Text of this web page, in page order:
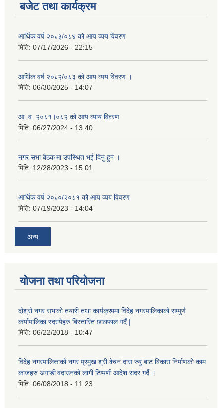
बजेट तथा कार्यक्रम
आर्थिक वर्ष २०८३/०८४ को आय व्यय विवरण
मिति: 07/17/2026 - 22:15
आर्थिक वर्ष २०८२/०८३ को आय व्यय विवरण ।
मिति: 06/30/2025 - 14:07
आ. व. २०८१।०८२ को आय व्याय विवरण
मिति: 06/27/2024 - 13:40
नगर सभा बैठक मा उपस्थित भई दिनु हुन ।
मिति: 12/28/2023 - 15:01
आर्थिक वर्ष २०८०/२०८१ को आय व्यय विवरण
मिति: 07/19/2023 - 14:04
अन्य
योजना तथा परियोजना
दोश्रो नगर सभाको तयारी तथा कार्यक्रममा विदेह नगरपालिकाको सम्पुर्ण
कर्यापालिका स्दस्येहरु बिस्तारित छालफाल गर्दै |
मिति: 06/22/2018 - 10:47
विदेह नगरपालिकाको नगर प्रमुख श्री बेचन दास ज्यु बाट बिकास निर्माणको काम
काजहरु अगाडी वदाउनको लागी टिप्पणी आदेश सदर गर्दै ।
मिति: 06/08/2018 - 11:23